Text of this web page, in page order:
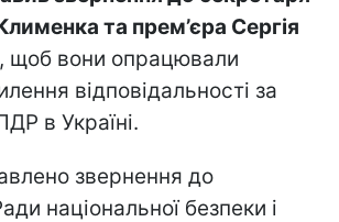
та прем’єра Сергія
, щоб вони опрацювали
відповідальності за
в Україні.
звернення до
національної безпеки і